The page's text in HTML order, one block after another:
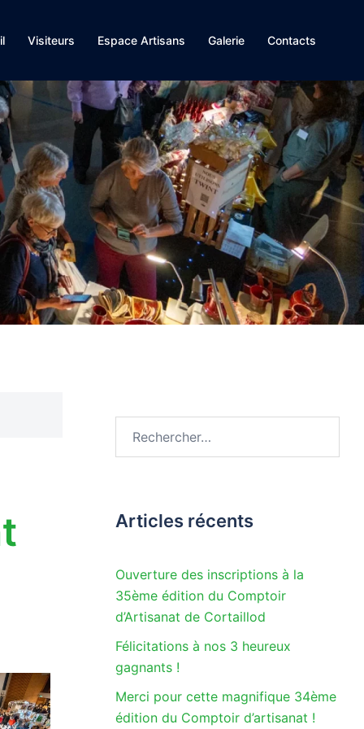
Visiteurs Espace Artisans Galerie Contacts
Articles récents
Ouverture des inscriptions à la
35ème édition du Comptoir
d’Artisanat de Cortaillod
Félicitations à nos 3 heureux
gagnants !
Merci pour cette magnifique 34ème
édition du Comptoir d’artisanat !